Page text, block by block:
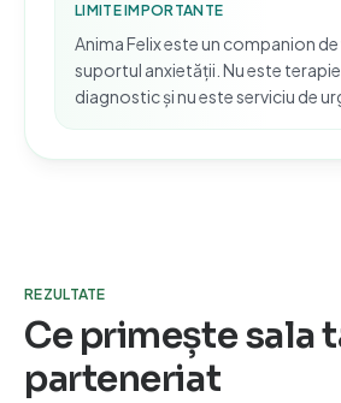
LIMITE IMPORTANTE
Anima Felix este un companion
suportul anxietății. Nu este
diagnostic și nu este serviciu de
REZULTATE
Ce primește sala
parteneriat